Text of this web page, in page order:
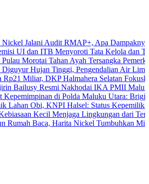
Audit RMAP+, Apa Dampaknya untuk
ITB Menyoroti Tata Kelola dan
Tahan Ayah Tersangka Pemerkosaan
Hujan Tinggi, Pengendalian Air Limpasan
DKP Halmahera Selatan Fokuskan
Resmi Nakhodai IKA PMII Malut, Wagub
di Polda Maluku Utara: Brigjen Pol.
Obi, KNPI Halsel: Status Kepemilikan Arifin
Kecil Menjaga Lingkungan dari Ternate
Baca, Harita Nickel Tumbuhkan Minat Baca